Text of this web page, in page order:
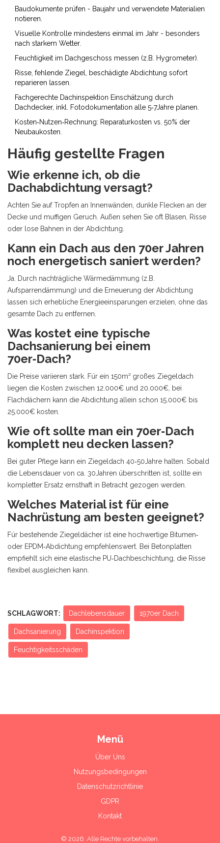
Baudokumente prüfen - Baujahr und verwendete Materialien
notieren.
Visuelle Kontrolle mindestens einmal im Jahr - besonders
nach starkem Wetter.
Feuchtigkeit im Dachgeschoss messen (z.B. Hygrometer).
Risse, fehlende Ziegel, beschädigte Abdichtung sofort
reparieren lassen.
Fachgerechte Dachinspektion Einschätzung durch
Dachdecker, inkl. Fotodokumentation alle 5‑7Jahre planen.
Kosten‑Nutzen‑Rechnung: Reparaturkosten vs. 50% der
Neubaukosten.
Häufig gestellte Fragen
Wie erkenne ich, ob die
Dachabdichtung versagt?
Achten Sie auf Tropfen an Innenwänden, dunkle Flecken an der
Decke und muffigen Geruch. Außen sehen Sie oft Blasen, Risse
oder lose Bahnen in der Abdichtung.
Kann ein Dach aus den 70er Jahren
noch energetisch saniert werden?
Ja. Durch nachträgliche Wärmedämmung (z.B.
Aufsparrendämmung) und die Erneuerung der Abdichtung
lassen sich erhebliche Energieeinsparungen erzielen, ohne das
gesamte Dach zu entfernen.
Was kostet eine typische
Dachsanierung bei einem
70er‑Dach?
Die Preise variieren stark. Für ein 150m² großes Ziegeldach
liegen die Kosten zwischen 12.000€ und 20.000€, bei
Flachdächern kann die Abdichtung allein schon 15.000€ bis
25.000€ kosten.
Wie oft sollte man ein 70er‑Dach
komplett neu decken lassen?
Bei guter Pflege kann ein Ziegeldach 40‑50Jahre halten. Sobald
die Lebensdauer von ca. 30Jahren überschritten ist, sollte ein
kompletter Ersatz ernsthaft in Betracht gezogen werden.
Welches Material ist für eine
Nachrüstung am besten geeignet?
Für bestehende Ziegeldächer ist eine hochwertige Bitumen‑
oder EPDM‑Abdichtung empfehlenswert. Bei Betonplatten
empfiehlt sich eine elastische PU‑Dachbeschichtung, die Risse
flexibel ausgleichen kann.
SCHLAGWORT: Dachlebensdauer 1970er Dach
Dachsanierung Dachinspektion
Feuchtigkeitsschäden
Menü
Über Uns
Nutzungsbedingungen
Datenschutzrichtlinie
GDPR
Kontakt
© 2026. Alle Rechte vorbehalten.